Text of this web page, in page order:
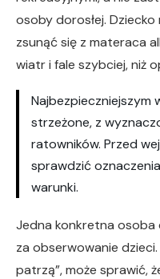
osoby dorosłej.
zsunąć się z materaca
wiatr i fale szybciej, niż
Najbezpieczniejszym
strzeżone, z
ratowników. Przed
sprawdzić
warunki.
Jedna konkretna
za obserwowanie dzieci.
patrzą”, może sprawić,